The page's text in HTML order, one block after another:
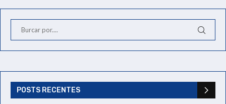
POSTS RECENTES